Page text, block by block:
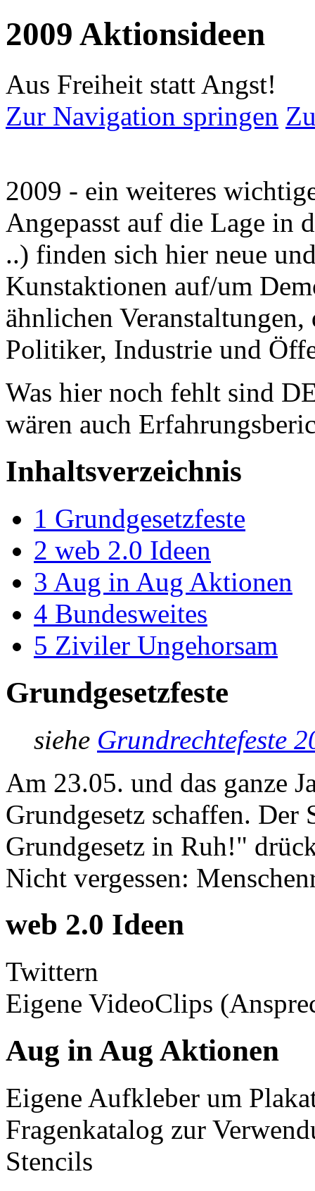
2009 Aktionsideen
Aus Freiheit statt Angst!
Zur Navigation springen
2009 - ein weiteres
Angepasst auf die Lage in
..) finden sich hier neue
Kunstaktionen auf/um
ähnlichen
Politiker, Industrie und
Was hier noch fehlt sind
wären auch
Inhaltsverzeichnis
1 Grundgesetzfeste
2 web 2.0 Ideen
3 Aug in Aug Aktionen
4 Bundesweites
5 Ziviler Ungehorsam
Grundgesetzfeste
siehe Grundrechtefeste
Am 23.05. und das ganze
Grundgesetz schaffen.
Grundgesetz in Ruh!"
Nicht vergessen:
web 2.0 Ideen
Twittern
Eigene VideoClips
Aug in Aug Aktionen
Eigene Aufkleber um
Fragenkatalog zur
Stencils